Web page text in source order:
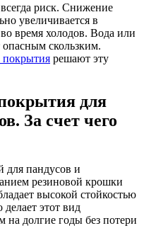
риск. Снижение
увеличивается в
время холодов. Вода или
опасным скользким.
покрытия решают эту
для
За счет чего
пандусов и
резиновой крошки
высокой стойкостью
этот вид
долгие годы без потери